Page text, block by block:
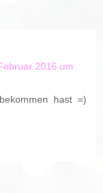
2016 um
hast =)